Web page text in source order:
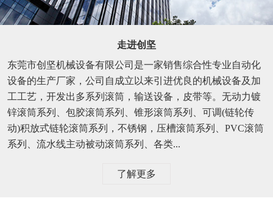
走进创坚
东莞市创坚机械设备有限公司是一家销售综合性专业自动化
设备的生产厂家，公司自成立以来引进优良的机械设备及加
工工艺，开发出多系列滚筒，输送设备，皮带等。无动力镀
锌滚筒系列、包胶滚筒系列、锥形滚筒系列、可调(链轮传
动)积放式链轮滚筒系列，不锈钢，压槽滚筒系列、PVC滚筒
系列、流水线主动被动滚筒系列、各类...
了解更多